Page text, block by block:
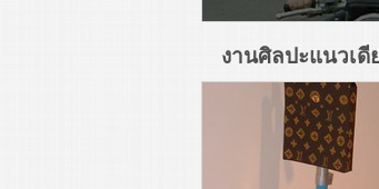
งานศิลปะแนวเดี